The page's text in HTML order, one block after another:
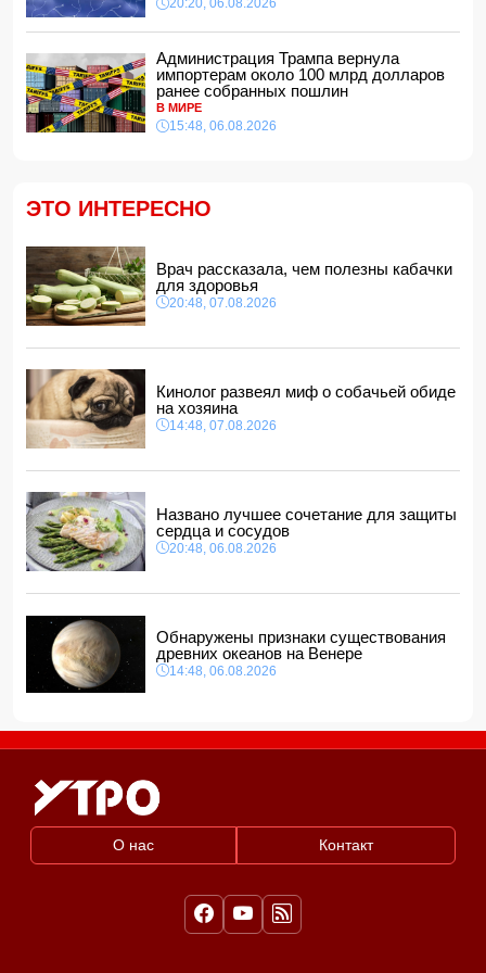
14:28, 07.08.2026
14:14, 07.08.2026
Сына Абеля Магеррамова отозвали от должности посла
14:10, 07.08.2026
14:04, 07.08.2026
дипломатами
14:00, 07.08.2026
Прогноз погоды в Азербайджане на 8 августа
12:48, 07.08.2026
В Азербайджане ищут сотрудников с зарплатой до 10
12:40, 07.08.2026
20:20, 06.08.2026
Администрация Трампа вернула
импортерам около 100 млрд долларов
ранее собранных пошлин
В МИРЕ
15:48, 06.08.2026
ЭТО ИНТЕРЕСНО
Врач рассказала, чем полезны кабачки
для здоровья
20:48, 07.08.2026
Кинолог развеял миф о собачьей обиде
на хозяина
14:48, 07.08.2026
Названо лучшее сочетание для защиты
сердца и сосудов
20:48, 06.08.2026
Обнаружены признаки существования
древних океанов на Венере
14:48, 06.08.2026
О нас Контакт